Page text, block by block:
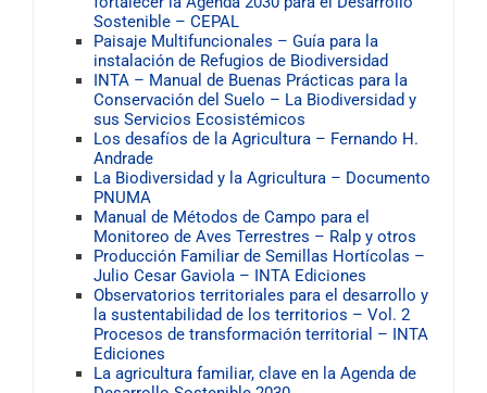
Sostenible – CEPAL
Paisaje Multifuncionales – Guía para la
instalación de Refugios de Biodiversidad
INTA – Manual de Buenas Prácticas para la
Conservación del Suelo – La Biodiversidad y
sus Servicios Ecosistémicos
Los desafíos de la Agricultura – Fernando H.
Andrade
La Biodiversidad y la Agricultura – Documento
PNUMA
Manual de Métodos de Campo para el
Monitoreo de Aves Terrestres – Ralp y otros
Producción Familiar de Semillas Hortícolas –
Julio Cesar Gaviola – INTA Ediciones
Observatorios territoriales para el desarrollo y
la sustentabilidad de los territorios – Vol. 2
Procesos de transformación territorial – INTA
Ediciones
La agricultura familiar, clave en la Agenda de